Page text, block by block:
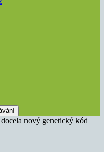
nový genetický kód